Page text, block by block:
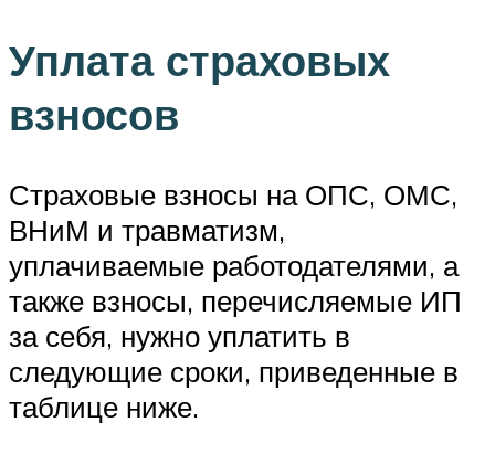
Уплата страховых
взносов
Страховые взносы на ОПС, ОМС,
ВНиМ и травматизм,
уплачиваемые работодателями, а
также взносы, перечисляемые ИП
за себя, нужно уплатить в
следующие сроки, приведенные в
таблице ниже.